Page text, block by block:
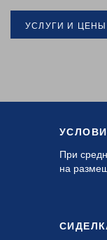
УСЛУГИ И ЦЕНЫ
При
на